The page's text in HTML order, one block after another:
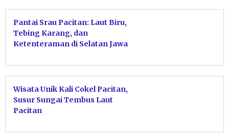
Pantai Srau Pacitan: Laut Biru,
Tebing Karang, dan
Ketenteraman di Selatan Jawa
Wisata Unik Kali Cokel Pacitan,
Susur Sungai Tembus Laut
Pacitan